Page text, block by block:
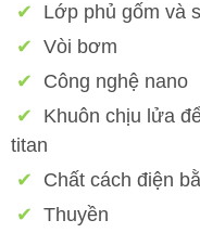
✔
Lớp phủ gốm và
✔ Vòi bơm
✔
Công nghệ nano
✔
Khuôn chịu lửa
titan
✔
Chất cách điện
✔ Thuyền